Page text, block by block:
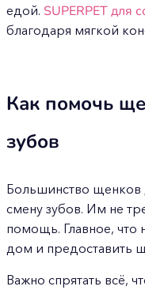
едой. SUPERPET для
благодаря мягкой
Как помочь
зубов
Большинство щенков
смену зубов. Им не
помощь. Главное, что
дом и предоставить
Важно спрятать всё,